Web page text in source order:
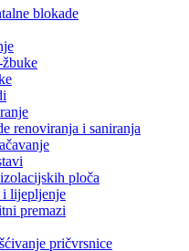
blokade
renoviranja i saniranja
ploča
i lijepljenje
premazi
pričvrsnice